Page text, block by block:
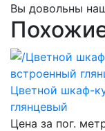
Вы довольны
Цветной шкаф-
глянцевый
Цена за пог.